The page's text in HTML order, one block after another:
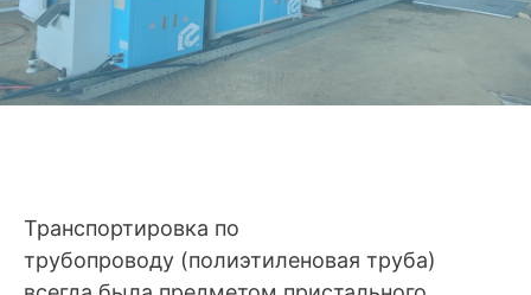
Транспортировка по
трубопроводу (полиэтиленовая труба)